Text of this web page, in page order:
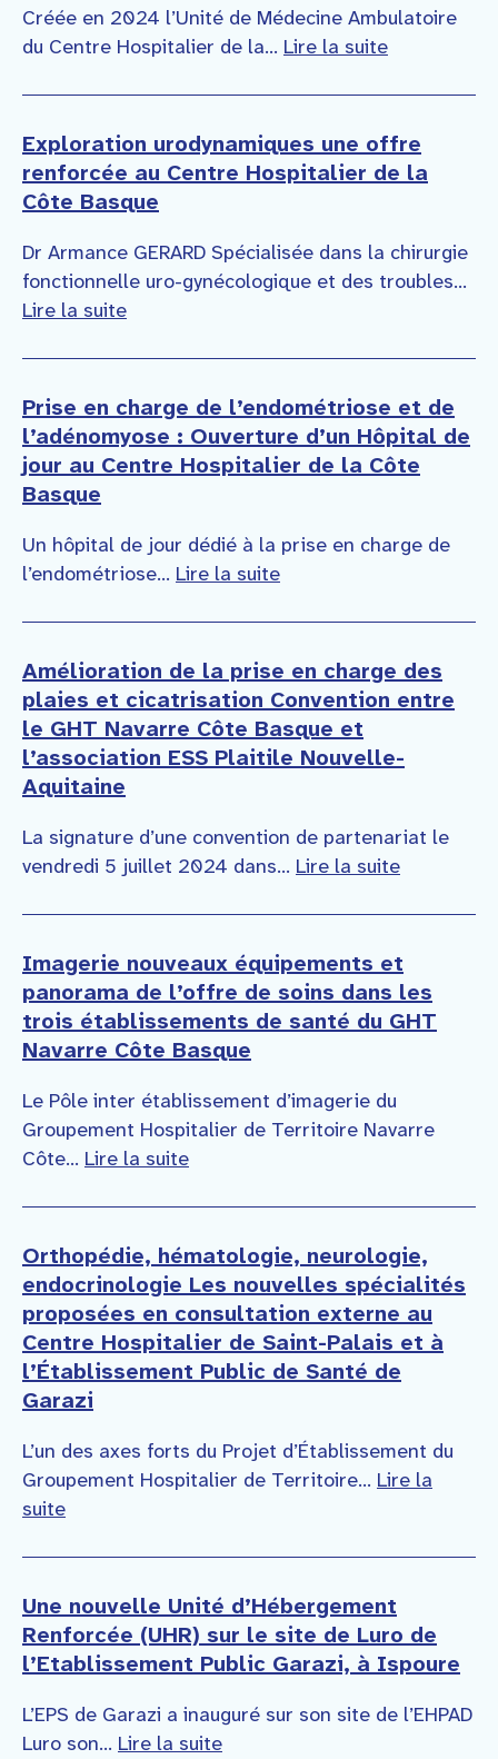
Créée en 2024 l’Unité de Médecine Ambulatoire
du Centre Hospitalier de la... Lire la suite
Exploration urodynamiques une offre
renforcée au Centre Hospitalier de la
Côte Basque
Dr Armance GERARD Spécialisée dans la chirurgie
fonctionnelle uro-gynécologique et des troubles...
Lire la suite
Prise en charge de l’endométriose et de
l’adénomyose : Ouverture d’un Hôpital de
jour au Centre Hospitalier de la Côte
Basque
Un hôpital de jour dédié à la prise en charge de
l’endométriose... Lire la suite
Amélioration de la prise en charge des
plaies et cicatrisation Convention entre
le GHT Navarre Côte Basque et
l’association ESS Plaitile Nouvelle-
Aquitaine
La signature d’une convention de partenariat le
vendredi 5 juillet 2024 dans... Lire la suite
Imagerie nouveaux équipements et
panorama de l’offre de soins dans les
trois établissements de santé du GHT
Navarre Côte Basque
Le Pôle inter établissement d’imagerie du
Groupement Hospitalier de Territoire Navarre
Côte... Lire la suite
Orthopédie, hématologie, neurologie,
endocrinologie Les nouvelles spécialités
proposées en consultation externe au
Centre Hospitalier de Saint-Palais et à
l’Établissement Public de Santé de
Garazi
L’un des axes forts du Projet d’Établissement du
Groupement Hospitalier de Territoire... Lire la
suite
Une nouvelle Unité d’Hébergement
Renforcée (UHR) sur le site de Luro de
l’Etablissement Public Garazi, à Ispoure
L’EPS de Garazi a inauguré sur son site de l’EHPAD
Luro son... Lire la suite